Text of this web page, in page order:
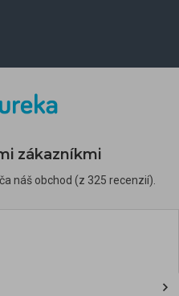
zákazníkmi
náš obchod (z 325 recenzií).